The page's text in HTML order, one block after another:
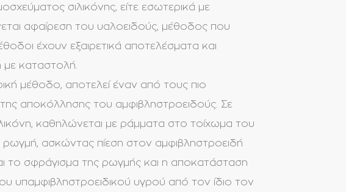
σιλικόνης, είτε εσωτερικά με
αφαίρεση του υαλοειδούς, μέθοδος που
έχουν εξαιρετικά αποτελέσματα και
με καταστολή.
μέθοδο, αποτελεί έναν από τους πιο
αποκόλλησης του αμφιβληστροειδούς. Σε
καθηλώνεται με ράμματα στο τοίχωμα του
ρωγμή, ασκώντας πίεση στον αμφιβληστροειδή
το σφράγισμα της ρωγμής και η αποκατάσταση
υπαμφιβληστροειδικού υγρού από τον ίδιο τον